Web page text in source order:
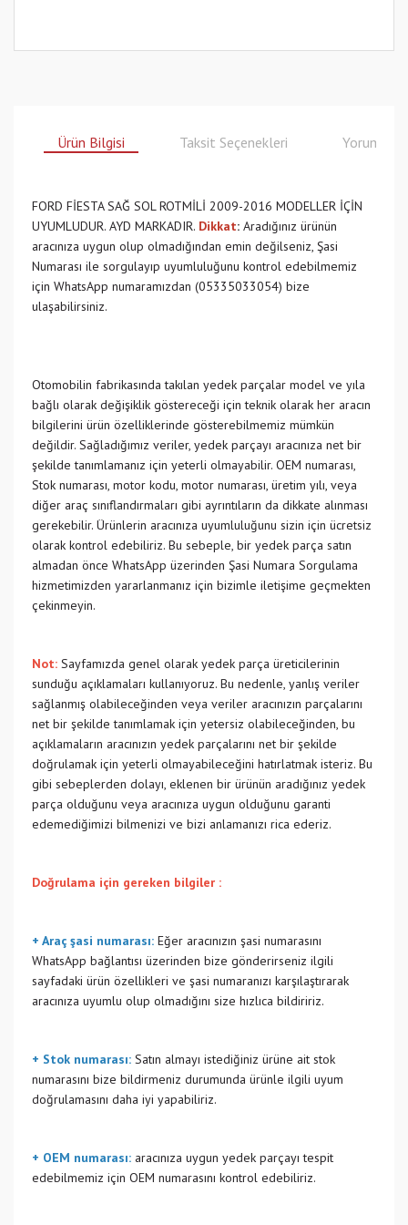
Ürün Bilgisi Taksit Seçenekleri Yorumlar
FORD FİESTA SAĞ SOL ROTMİLİ 2009-2016 MODELLER İÇİN
UYUMLUDUR. AYD MARKADIR. Dikkat: Aradığınız ürünün
aracınıza uygun olup olmadığından emin değilseniz, Şasi
Numarası ile sorgulayıp uyumluluğunu kontrol edebilmemiz
için WhatsApp numaramızdan (05335033054) bize
ulaşabilirsiniz.
Otomobilin fabrikasında takılan yedek parçalar model ve yıla
bağlı olarak değişiklik göstereceği için teknik olarak her aracın
bilgilerini ürün özelliklerinde gösterebilmemiz mümkün
değildir. Sağladığımız veriler, yedek parçayı aracınıza net bir
şekilde tanımlamanız için yeterli olmayabilir. OEM numarası,
Stok numarası, motor kodu, motor numarası, üretim yılı, veya
diğer araç sınıflandırmaları gibi ayrıntıların da dikkate alınması
gerekebilir. Ürünlerin aracınıza uyumluluğunu sizin için ücretsiz
olarak kontrol edebiliriz. Bu sebeple, bir yedek parça satın
almadan önce WhatsApp üzerinden Şasi Numara Sorgulama
hizmetimizden yararlanmanız için bizimle iletişime geçmekten
çekinmeyin.
Not: Sayfamızda genel olarak yedek parça üreticilerinin
sunduğu açıklamaları kullanıyoruz. Bu nedenle, yanlış veriler
sağlanmış olabileceğinden veya veriler aracınızın parçalarını
net bir şekilde tanımlamak için yetersiz olabileceğinden, bu
açıklamaların aracınızın yedek parçalarını net bir şekilde
doğrulamak için yeterli olmayabileceğini hatırlatmak isteriz. Bu
gibi sebeplerden dolayı, eklenen bir ürünün aradığınız yedek
parça olduğunu veya aracınıza uygun olduğunu garanti
edemediğimizi bilmenizi ve bizi anlamanızı rica ederiz.
Doğrulama için gereken bilgiler :
+ Araç şasi numarası: Eğer aracınızın şasi numarasını
WhatsApp bağlantısı üzerinden bize gönderirseniz ilgili
sayfadaki ürün özellikleri ve şasi numaranızı karşılaştırarak
aracınıza uyumlu olup olmadığını size hızlıca bildiririz.
+ Stok numarası: Satın almayı istediğiniz ürüne ait stok
numarasını bize bildirmeniz durumunda ürünle ilgili uyum
doğrulamasını daha iyi yapabiliriz.
+ OEM numarası: aracınıza uygun yedek parçayı tespit
edebilmemiz için OEM numarasını kontrol edebiliriz.